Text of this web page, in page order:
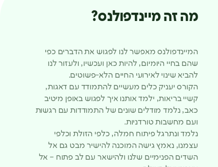
מה זה מיינדפולנס?
המיינדפולנס מאפשר לנו לפגוש את הדברים כפי
שהם בחיי היומיום, להיות כאן ועכשיו, ולעזור לנו
להביא שינוי לאירועי החיים הלא-פשוטים.
הקורס יעניק כלים מעשיים להתמודד עם דאגות,
קשיי בריאות, ילמד אותנו איך לפגוש באופן מיטיב
כאב, נלמד מודלים שונים של התמודדות עם רגשות
ועם מחשבות טורדניות.
נלמד ונתרגל פיתוח חמלה, כלפי הזולת וכלפי
עצמנו, נאמץ גישה המוכנה להישיר מבט גם אל
השדים הפנימיים שלנו ולהישאר עם לב פתוח – אל